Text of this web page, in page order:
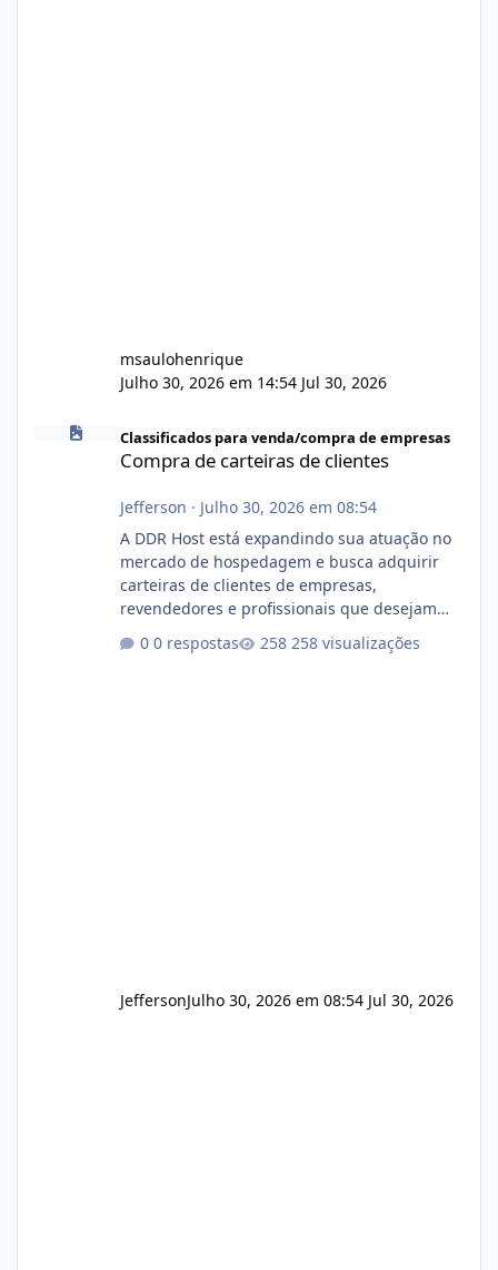
msaulohenrique
Julho 30, 2026 em 14:54 Jul 30, 2026
Classificados para venda/compra de empresas
Compra de carteiras de clientes
Jefferson · Julho 30, 2026 em 08:54
A DDR Host está expandindo sua atuação no
mercado de hospedagem e busca adquirir
carteiras de clientes de empresas,
revendedores e profissionais que desejam
operação. Se você possui clientes ativos de
0 respostas 258 visualizações
JeffersonJulho 30, 2026 em 08:54 Jul 30, 2026